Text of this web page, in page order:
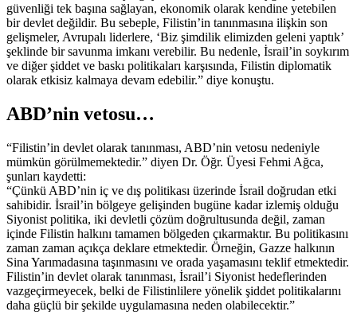
güvenliği tek başına sağlayan, ekonomik olarak kendine yetebilen
bir devlet değildir. Bu sebeple, Filistin’in tanınmasına ilişkin son
gelişmeler, Avrupalı liderlere, ‘Biz şimdilik elimizden geleni yaptık’
şeklinde bir savunma imkanı verebilir. Bu nedenle, İsrail’in soykırım
ve diğer şiddet ve baskı politikaları karşısında, Filistin diplomatik
olarak etkisiz kalmaya devam edebilir.” diye konuştu.
ABD’nin vetosu…
“Filistin’in devlet olarak tanınması, ABD’nin vetosu nedeniyle
mümkün görülmemektedir.” diyen Dr. Öğr. Üyesi Fehmi Ağca,
şunları kaydetti:
“Çünkü ABD’nin iç ve dış politikası üzerinde İsrail doğrudan etki
sahibidir. İsrail’in bölgeye gelişinden bugüne kadar izlemiş olduğu
Siyonist politika, iki devletli çözüm doğrultusunda değil, zaman
içinde Filistin halkını tamamen bölgeden çıkarmaktır. Bu politikasını
zaman zaman açıkça deklare etmektedir. Örneğin, Gazze halkının
Sina Yarımadasına taşınmasını ve orada yaşamasını teklif etmektedir.
Filistin’in devlet olarak tanınması, İsrail’i Siyonist hedeflerinden
vazgeçirmeyecek, belki de Filistinlilere yönelik şiddet politikalarını
daha güçlü bir şekilde uygulamasına neden olabilecektir.”